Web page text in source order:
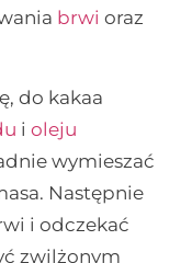
brwi oraz
do kakaa
ioleju
wymieszać
Następnie
i odczekać
zwilżonym